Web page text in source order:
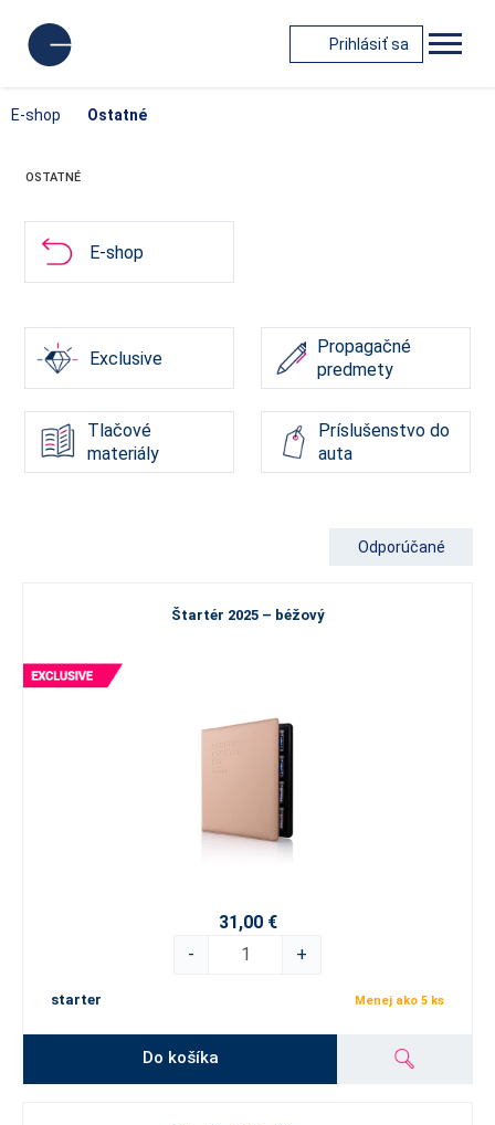
Prihlásiť sa
E-shop Ostatné
OSTATNÉ
E-shop
Exclusive
Propagačné
predmety
Tlačové
materiály
Príslušenstvo do
auta
Odporúčané
Štartér 2025 – béžový
31,00 €
-
+
starter Menej ako 5 ks
Do košíka